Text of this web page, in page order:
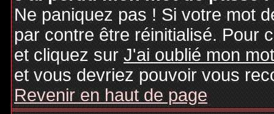
Ne paniquez pas ! Si votre mot
par contre être réinitialisé. Pour
et cliquez surJ'ai oublié mon
et vous devriez pouvoir vous
Revenir en haut de page